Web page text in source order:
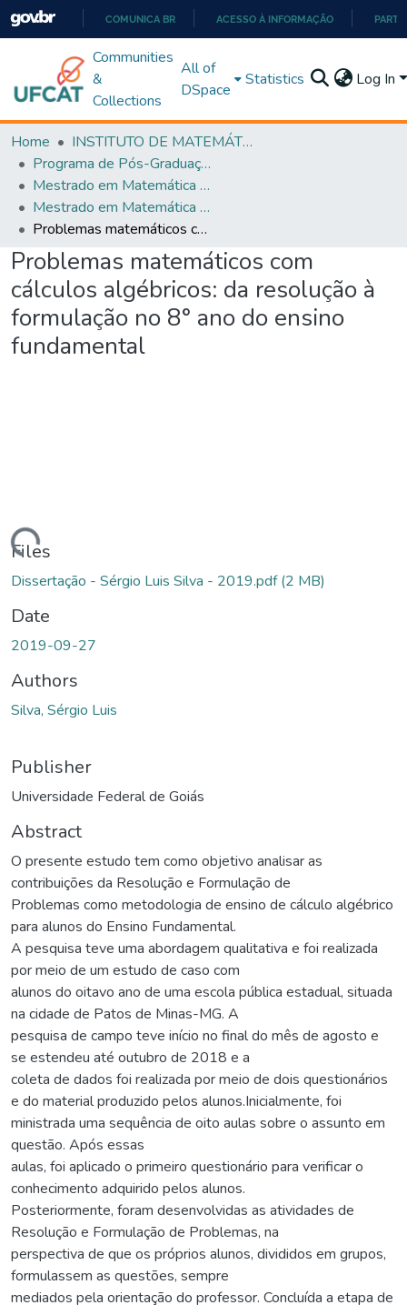
PARA
O
COMUNICA BR ACESSO À INFORMAÇÃO
Communities
&
Collections
All of
DSpace
Statistics Log In
Home
INSTITUTO DE MATEMÁTICA E TECNOLOGIA
Programa de Pós-Graduação em Matemática (PROFMAT)
Mestrado em Matemática em Rede Nacional - PROFMAT
Mestrado em Matemática em Rede Nacional - PROFMAT
Problemas matemáticos com cálculos algébricos: da resolução à formulação no 8° ano do ensino fundamental
Problemas matemáticos com
cálculos algébricos: da resolução à
formulação no 8° ano do ensino
fundamental
Files
Dissertação - Sérgio Luis Silva - 2019.pdf(2 MB)
Date
2019-09-27
Authors
Silva, Sérgio Luis
Publisher
Universidade Federal de Goiás
Abstract
O presente estudo tem como objetivo analisar as
contribuições da Resolução e Formulação de
Problemas como metodologia de ensino de cálculo algébrico
para alunos do Ensino Fundamental.
A pesquisa teve uma abordagem qualitativa e foi realizada
por meio de um estudo de caso com
alunos do oitavo ano de uma escola pública estadual, situada
na cidade de Patos de Minas-MG. A
pesquisa de campo teve início no final do mês de agosto e
se estendeu até outubro de 2018 e a
coleta de dados foi realizada por meio de dois questionários
e do material produzido pelos alunos.Inicialmente, foi
ministrada uma sequência de oito aulas sobre o assunto em
questão. Após essas
aulas, foi aplicado o primeiro questionário para verificar o
conhecimento adquirido pelos alunos.
Posteriormente, foram desenvolvidas as atividades de
Resolução e Formulação de Problemas, na
perspectiva de que os próprios alunos, divididos em grupos,
formulassem as questões, sempre
mediados pela orientação do professor. Concluída a etapa de